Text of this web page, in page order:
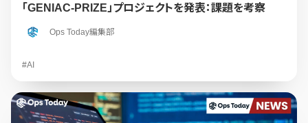
「GENIAC-PRIZE」プロジェクトを発表：課題を考察
Ops Today編集部
#AI